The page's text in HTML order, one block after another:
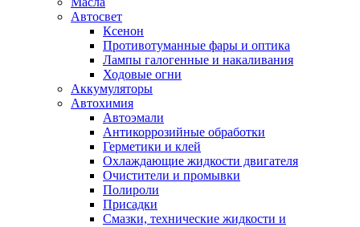
Автосвет
Ксенон
Противотуманные фары и оптика
Лампы галогенные и накаливания
Ходовые огни
Аккумуляторы
Автохимия
Автоэмали
Антикоррозийные обработки
Герметики и клей
Охлаждающие жидкости двигателя
Очистители и промывки
Полироли
Присадки
Смазки, технические жидкости и